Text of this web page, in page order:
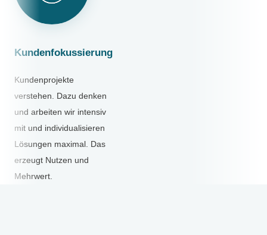
Kundenfokussierung
Kundenprojekte
verstehen. Dazu denken
und arbeiten wir intensiv
mit und individualisieren
Lösungen maximal. Das
erzeugt Nutzen und
Mehrwert.